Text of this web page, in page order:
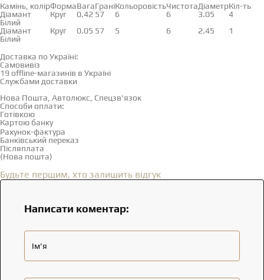
Камінь, колірФормаВагаГраніКольоровістьЧистотаДіаметрКіл-ть
Діамант
Білий
Круг 0.42 57 6 6 3.05
4
Діамант
Білий
Круг 0.05 57 5 6 2.45 1
Доставка по Україні:
Самовивіз
19 offline-магазинів в Україні
Службами доставки
Нова Пошта, Автолюкс, Спецзв'язок
Способи оплати:
Готівкою
Картою банку
Рахунок-фактура
Банківський переказ
Післяплата
(Нова пошта)
Будьте першим, хто залишить відгук
Написати коментар:
Ім'я